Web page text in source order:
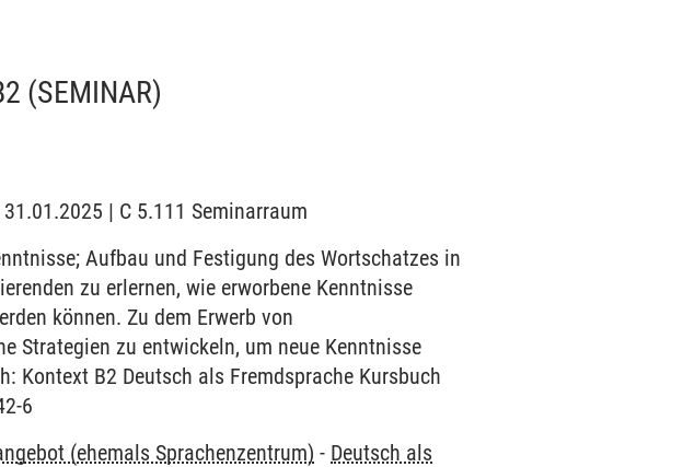
(SEMINAR)
| C 5.111 Seminarraum
Aufbau und Festigung des Wortschatzes in
zu erlernen, wie erworbene Kenntnisse
können. Zu dem Erwerb von
Strategien zu entwickeln, um neue Kenntnisse
Kontext B2 Deutsch als Fremdsprache Kursbuch
6
(ehemals Sprachenzentrum) - Deutsch als